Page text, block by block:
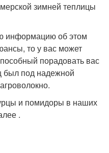
зимней теплицы
информацию об этом
то у вас может
порадовать вас
был под надежной
и помидоры в наших
.